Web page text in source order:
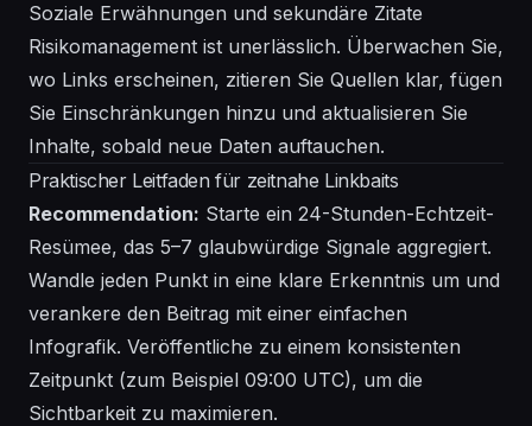
Soziale Erwähnungen und sekundäre Zitate
Risikomanagement ist unerlässlich. Überwachen Sie,
wo Links erscheinen, zitieren Sie Quellen klar, fügen
Sie Einschränkungen hinzu und aktualisieren Sie
Inhalte, sobald neue Daten auftauchen.
Praktischer Leitfaden für zeitnahe Linkbaits
Recommendation: Starte ein 24-Stunden-Echtzeit-
Resümee, das 5–7 glaubwürdige Signale aggregiert.
Wandle jeden Punkt in eine klare Erkenntnis um und
verankere den Beitrag mit einer einfachen
Infografik. Veröffentliche zu einem konsistenten
Zeitpunkt (zum Beispiel 09:00 UTC), um die
Sichtbarkeit zu maximieren.